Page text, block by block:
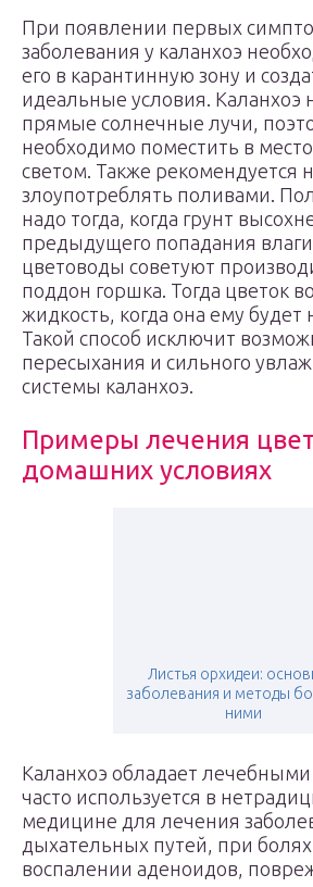
При появлении первых
заболевания у каланхоэ
его в карантинную зону и
идеальные условия. Каланхоэ
прямые солнечные лучи,
необходимо поместить в
светом. Также рекомендуется
злоупотреблять поливами.
надо тогда, когда грунт
предыдущего попадания
цветоводы советуют
поддон горшка. Тогда цветок
жидкость, когда она ему будет
Такой способ исключит
пересыхания и сильного
системы каланхоэ.
Примеры лечения
домашних условиях
Листья орхидеи:
заболевания и методы
ними
Каланхоэ обладает лечебными
часто используется в
медицине для лечения
дыхательных путей, при болях
воспалении аденоидов,